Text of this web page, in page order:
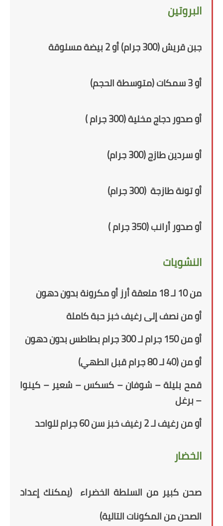
البروتين
جبن قريش (300 جرام) أو 2 بيضة مسلوقة
أو 3 سمكات (متوسطة الحجم)
أوصدور دجاج مخلية (300 جرام )
أو سردين طازج (300 جرام)
أو تونة طازجة (300 جرام)
أوصدور أرانب (350 جرام )
النشويات
من 10 لـ 18 ملعقة أرز أو مكرونة بدون دهون
أو من نصف إلى رغيف خبز حبة كاملة
أو من 150 جرام لـ 300 جرام بطاطس بدون دهون
أو من (40 لـ 80 جرام قبل الطهي)
قمح بليلة – شوفان – كسكس – شعير – كينوا
– برغل
أو من رغيف لـ 2 رغيف خبز سن 60 جرام للواحد
الخضار
صحن كبير من السلطة الخضراء (يمكنك إعداد
الصحن من المكونات التالية)